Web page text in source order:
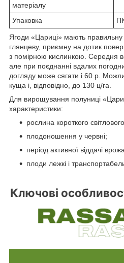
матеріалу
Упаковка
Ягоди «Цариці» мають правильну
глянцеву, приємну на дотик
з помірною кислинкою. Середня
але при поєднанні вдалих
догляду може сягати і 60 р.
куща і, відповідно, до 130 ц/га.
Для вирощування полуниці
характеристики:
рослина короткого
плодоношення у червні;
період активної віддачі
плоди лежкі і
Ключові